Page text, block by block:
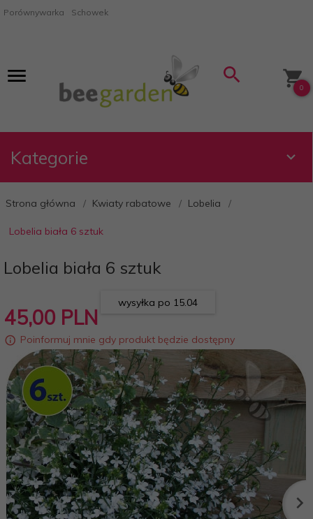
Porównywarka Schowek
0
Kategorie
Strona główna Kwiaty rabatowe Lobelia
Lobelia biała 6 sztuk
Lobelia biała 6 sztuk
45,00 PLN
wysyłka po 15.04
Poinformuj mnie gdy produkt będzie dostępny